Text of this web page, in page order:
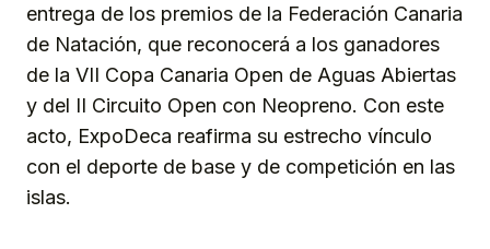
entrega de los premios de la Federación Canaria
de Natación, que reconocerá a los ganadores
de la VII Copa Canaria Open de Aguas Abiertas
y del II Circuito Open con Neopreno. Con este
acto, ExpoDeca reafirma su estrecho vínculo
con el deporte de base y de competición en las
islas.